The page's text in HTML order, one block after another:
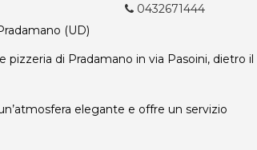
(UD)
0432671444
pizzeria di Pradamano in via Pasoini, dietro il
elegante e offre un servizio